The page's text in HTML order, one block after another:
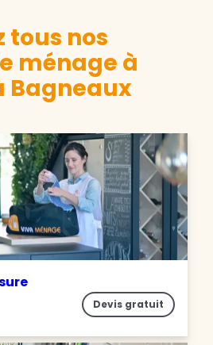
tous nos
ménage à
Bagneaux
Devis gratuit